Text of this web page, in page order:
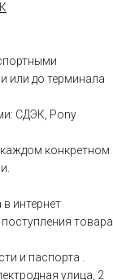
или до терминала
СДЭК, Pony
конкретном
интернет
товара
и паспорта .
улица, 2